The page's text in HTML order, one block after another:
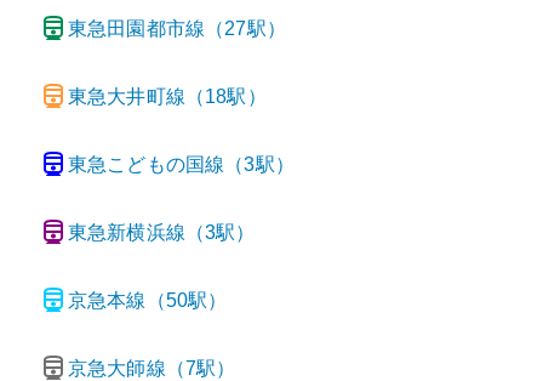
東急田園都市線 （27駅）
東急大井町線 （18駅）
東急こどもの国線 （3駅）
東急新横浜線 （3駅）
京急本線 （50駅）
京急大師線 （7駅）